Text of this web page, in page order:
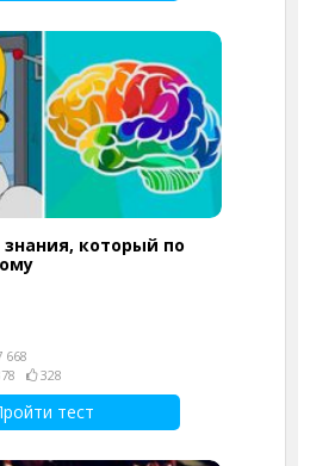
который по
328
тест